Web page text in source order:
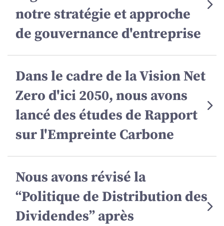
notre stratégie et approche
de gouvernance d'entreprise
Dans le cadre de la Vision Net
Zero d'ici 2050, nous avons
lancé des études de Rapport
sur l'Empreinte Carbone
Nous avons révisé la
“Politique de Distribution des
Dividendes” après